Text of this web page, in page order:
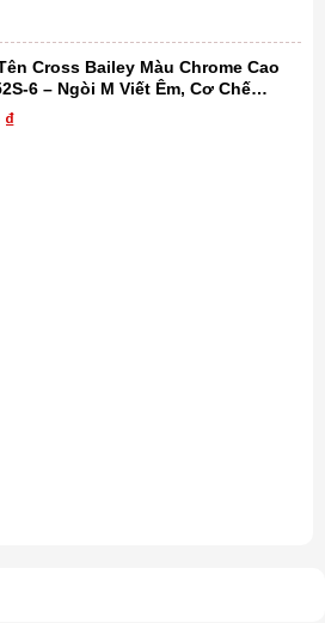
Cross Bailey Màu Chrome Cao
6 – Ngòi M Viết Êm, Cơ Chế
Thay Refill Dễ Dàng Kèm Hộp
₫